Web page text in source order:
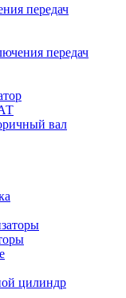
передач
передач
вал
цилиндр